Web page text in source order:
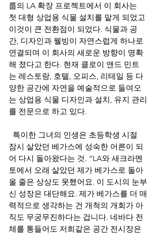
룹의 LA 확장 프로젝트에서 이 회사는
첫 대형 상업용 식물 설치를 맡게 되었고
이것이 큰 전환점이 되었다. 식물과 공
간, 디자인과 웰빙이 자연스럽게 하나로
연결되며 이 회사의 새로운 방향이 명확
해 졌다고 한다. 현재 클로이 앤드 민트
는 레스토랑, 호텔, 오피스, 리테일 등 다
양한 공간에 자연을 예술적으로 들여오
는 상업용 식물 디자인과 설치, 유지 관리
를 전문으로 하고 있다.
특이한 그녀의 인생은 초등학생 시절
잠시 살았던 베가스에 성숙한 어른이 되
어 다시 돌아왔다는 것. “LA와 새크라멘
토에서 오래 살았던 제가 베가스로 돌아
올 줄은 상상도 못했어요. 이 도시의 눈부
신 성장은 대단해요. 제가 베가스를 더 매
력적으로 생각하는 건 개척의 개회가 아
직도 무궁무진하다는 겁니다. 네바다 전
체를 통들어도 저희같은 공간 전시장은